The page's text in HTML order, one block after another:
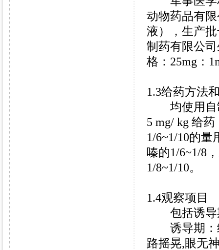
动物药品有
液），生产批
制药有限公
格：25mg：
1.3给药方法
均使用自制
5 mg/ kg 给
1/6~1/10的
嗪的1/6~1/8
1/8~1/10。
1.4观察项目
包括诱导
诱导期：给
路摇晃,眼无